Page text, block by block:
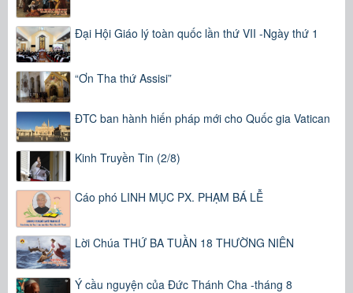
Đại Hội Giáo lý toàn quốc lần thứ VII -Ngày thứ 1
“Ơn Tha thứ Assisi”
ĐTC ban hành hiến pháp mới cho Quốc gia Vatican
Kinh Truyền Tin (2/8)
Cáo phó LINH MỤC PX. PHẠM BÁ LỄ
Lời Chúa THỨ BA TUẦN 18 THƯỜNG NIÊN
Ý cầu nguyện của Đức Thánh Cha -tháng 8